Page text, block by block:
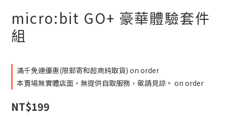
micro:bit GO+ 豪華體驗套件
組
滿千免運優惠(限郵寄和超商純取貨) on order
本賣場無實體店面，無提供自取服務，敬請見諒。 on order
NT$199